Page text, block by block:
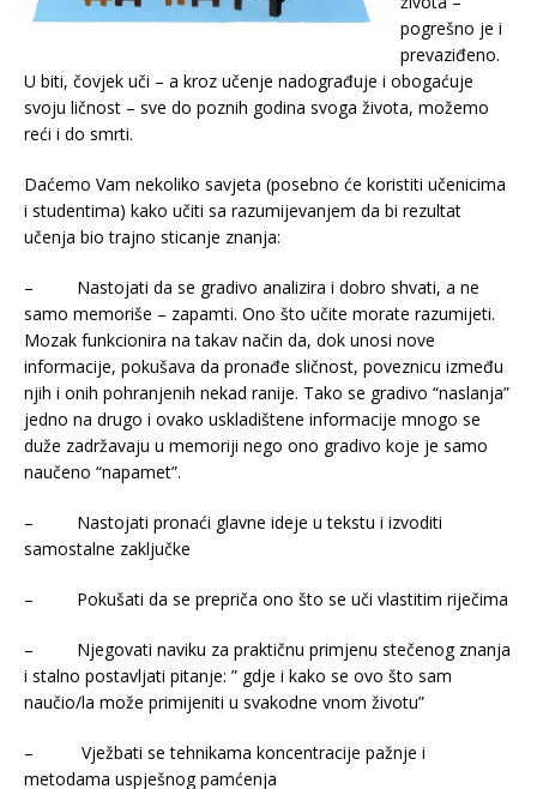
pogrešno je i
prevaziđeno.
U biti, čovjek uči – a kroz učenje nadograđuje i obogaćuje
svoju ličnost – sve do poznih godina svoga života, možemo
reći i do smrti.
Daćemo Vam nekoliko savjeta (posebno će koristiti učenicima
i studentima) kako učiti sa razumijevanjem da bi rezultat
učenja bio trajno sticanje znanja:
– Nastojati da se gradivo analizira i dobro shvati, a ne
samo memoriše – zapamti. Ono što učite morate razumijeti.
Mozak funkcionira na takav način da, dok unosi nove
informacije, pokušava da pronađe sličnost, poveznicu između
njih i onih pohranjenih nekad ranije. Tako se gradivo “naslanja”
jedno na drugo i ovako uskladištene informacije mnogo se
duže zadržavaju u memoriji nego ono gradivo koje je samo
naučeno “napamet”.
– Nastojati pronaći glavne ideje u tekstu i izvoditi
samostalne zaključke
– Pokušati da se prepriča ono što se uči vlastitim riječima
– Njegovati naviku za praktičnu primjenu stečenog znanja
i stalno postavljati pitanje: ” gdje i kako se ovo što sam
naučio/la može primijeniti u svakodne vnom životu”
– Vježbati se tehnikama koncentracije pažnje i
metodama uspješnog pamćenja